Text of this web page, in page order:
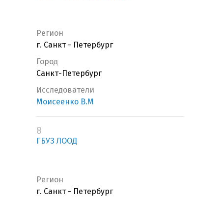
Регион
г. Санкт - Петербург
Город
Санкт-Петербург
Исследователи
Моисеенко В.М
8
ГБУЗ ЛООД
Регион
г. Санкт - Петербург